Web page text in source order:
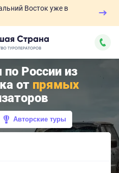
Восток уже в
России из
от прямых
Авторские туры